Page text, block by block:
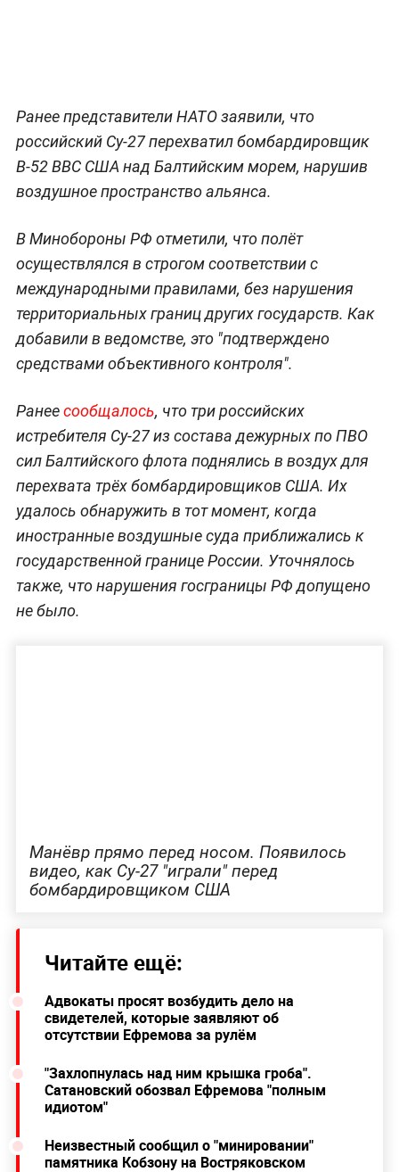
Ранее представители НАТО заявили, что
российский Су-27 перехватил бомбардировщик
В-52 ВВС США над Балтийским морем, нарушив
воздушное пространство альянса.
В Минобороны РФ отметили, что полёт
осуществлялся в строгом соответствии с
международными правилами, без нарушения
территориальных границ других государств. Как
добавили в ведомстве, это "подтверждено
средствами объективного контроля".
Ранеесообщалось, что три российских
истребителя Су-27 из состава дежурных по ПВО
сил Балтийского флота поднялись в воздух для
перехвата трёх бомбардировщиков США. Их
удалось обнаружить в тот момент, когда
иностранные воздушные суда приближались к
государственной границе России. Уточнялось
также, что нарушения госграницы РФ допущено
не было.
Манёвр прямо перед носом. Появилось
видео, как Су-27 "играли" перед
бомбардировщиком США
Читайте ещё:
Адвокаты просят возбудить дело на
свидетелей, которые заявляют об
отсутствии Ефремова за рулём
"Захлопнулась над ним крышка гроба".
Сатановский обозвал Ефремова "полным
идиотом"
Неизвестный сообщил о "минировании"
памятника Кобзону на Востряковском